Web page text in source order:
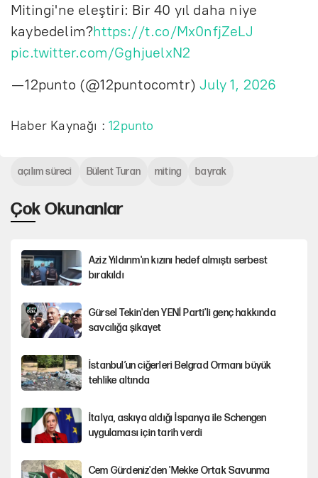
Mitingi'ne eleştiri: Bir 40 yıl daha niye
kaybedelim?https://t.co/Mx0nfjZeLJ
pic.twitter.com/GghjuelxN2
— 12punto (@12puntocomtr)July 1, 2026
Haber Kaynağı :12punto
Çok Okunanlar
Aziz Yıldırım'ın kızını hedef almıştı serbest
bırakıldı
Gürsel Tekin'den YENİ Parti’li genç hakkında
savcılığa şikayet
İstanbul’un ciğerleri Belgrad Ormanı büyük
tehlike altında
İtalya, askıya aldığı İspanya ile Schengen
uygulaması için tarih verdi
Cem Gürdeniz'den 'Mekke Ortak Savunma
açılım süreci Bülent Turan miting bayrak